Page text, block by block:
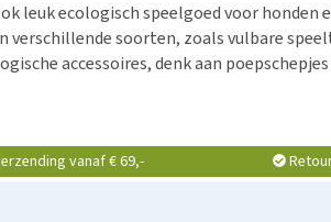
leuk ecologisch speelgoed voor
verschillende soorten, zoals vulbare
accessoires, denk aan
vanaf € 69,-